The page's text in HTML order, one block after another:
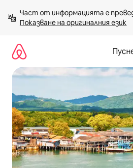
към
съдържанието
Показване на оригиналния език